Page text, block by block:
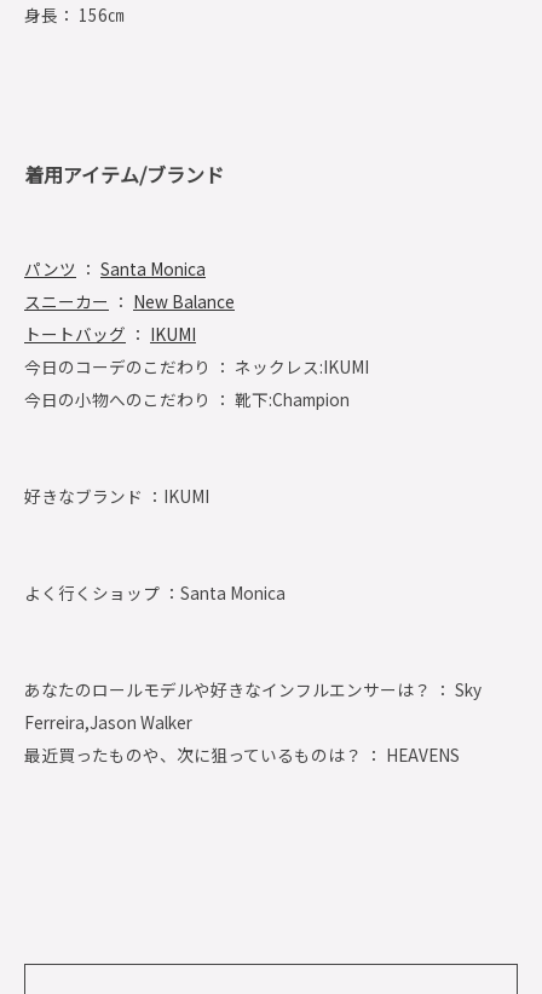
身長： 156㎝
着用アイテム/ブランド
パンツ ： Santa Monica
スニーカー ： New Balance
トートバッグ ： IKUMI
今日のコーデのこだわり ： ネックレス:IKUMI
今日の小物へのこだわり ： 靴下:Champion
好きなブランド ： IKUMI
よく行くショップ ： Santa Monica
あなたのロールモデルや好きなインフルエンサーは？ ： Sky
Ferreira,Jason Walker
最近買ったものや、次に狙っているものは？ ： HEAVENS